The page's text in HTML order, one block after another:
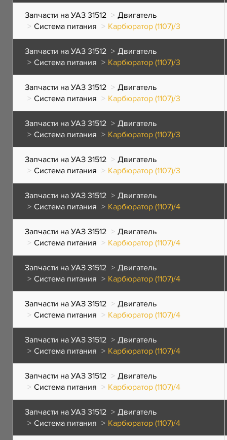
Запчасти на УАЗ 31512
Двигатель
Система питания
Карбюратор (1107)/3
Запчасти на УАЗ 31512
Двигатель
Система питания
Карбюратор (1107)/3
Запчасти на УАЗ 31512
Двигатель
Система питания
Карбюратор (1107)/3
Запчасти на УАЗ 31512
Двигатель
Система питания
Карбюратор (1107)/3
Запчасти на УАЗ 31512
Двигатель
Система питания
Карбюратор (1107)/3
Запчасти на УАЗ 31512
Двигатель
Система питания
Карбюратор (1107)/4
Запчасти на УАЗ 31512
Двигатель
Система питания
Карбюратор (1107)/4
Запчасти на УАЗ 31512
Двигатель
Система питания
Карбюратор (1107)/4
Запчасти на УАЗ 31512
Двигатель
Система питания
Карбюратор (1107)/4
Запчасти на УАЗ 31512
Двигатель
Система питания
Карбюратор (1107)/4
Запчасти на УАЗ 31512
Двигатель
Система питания
Карбюратор (1107)/4
Запчасти на УАЗ 31512
Двигатель
Система питания
Карбюратор (1107)/4